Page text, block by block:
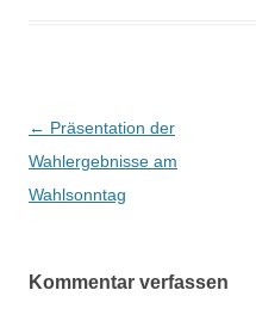
Beitrags-
Navigation
← Präsentation der
Wahlergebnisse am
Wahlsonntag
Kommentar verfassen